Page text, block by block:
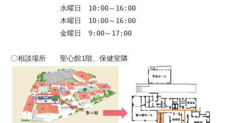
水曜日　10:00～16:00
木曜日　10:00～16:00
金曜日　9:00～17:00
〇相談場所　　聖心館1階、保健室隣